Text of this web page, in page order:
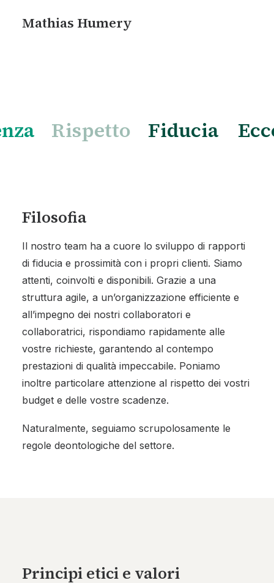
Mathias Humery
Rispetto Fiducia
Filosofia
Il nostro team ha a cuore lo sviluppo di rapporti
di fiducia e prossimità con i propri clienti. Siamo
attenti, coinvolti e disponibili. Grazie a una
struttura agile, a un’organizzazione efficiente e
all’impegno dei nostri collaboratori e
collaboratrici, rispondiamo rapidamente alle
vostre richieste, garantendo al contempo
prestazioni di qualità impeccabile. Poniamo
inoltre particolare attenzione al rispetto dei vostri
budget e delle vostre scadenze.
Naturalmente, seguiamo scrupolosamente le
regole deontologiche del settore.
Principi etici e valori